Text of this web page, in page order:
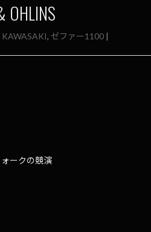
OHLINS
KAWASAKI, ゼファー1100 |
ークの競演